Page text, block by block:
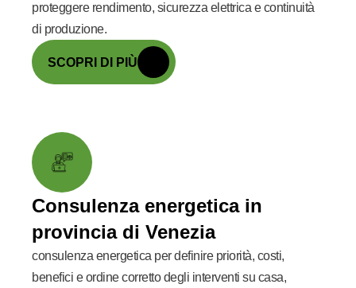
proteggere rendimento, sicurezza elettrica e continuità
di produzione.
SCOPRI DI PIÙ
Consulenza energetica in
provincia di Venezia
consulenza energetica per definire priorità, costi,
benefici e ordine corretto degli interventi su casa,